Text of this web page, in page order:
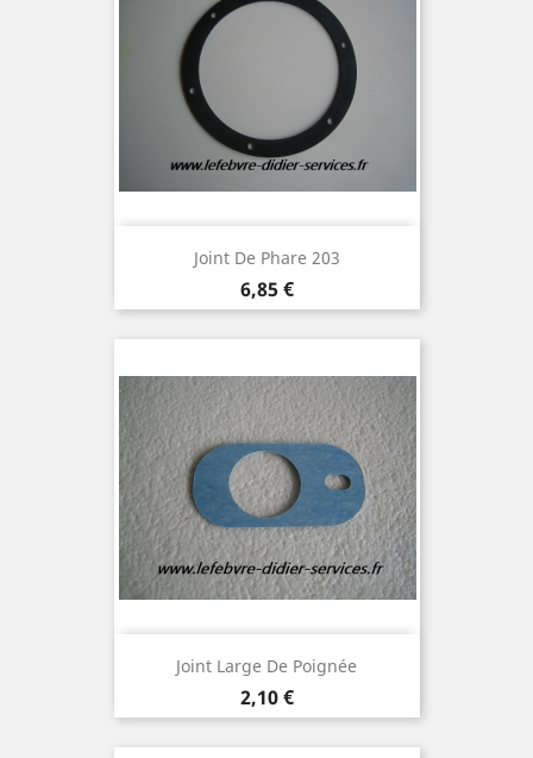
Joint De Phare 203
Prix
6,85 €
Joint Large De Poignée
Prix
2,10 €